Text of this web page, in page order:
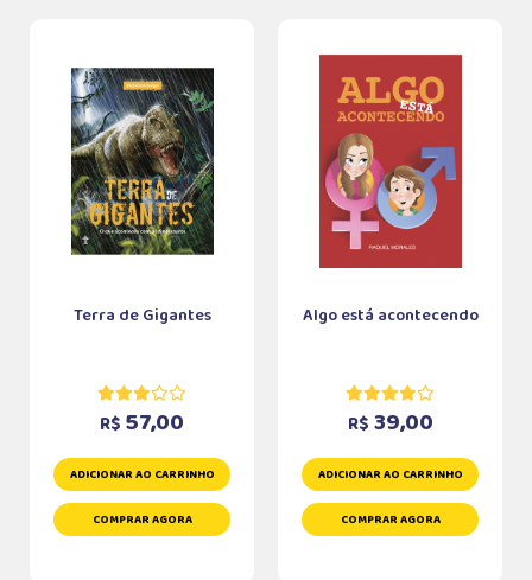
Terra de Gigantes
R$ 57,00
ADICIONAR AO CARRINHO
COMPRAR AGORA
Algo está acontecendo
R$ 39,00
ADICIONAR AO CARRINHO
COMPRAR AGORA